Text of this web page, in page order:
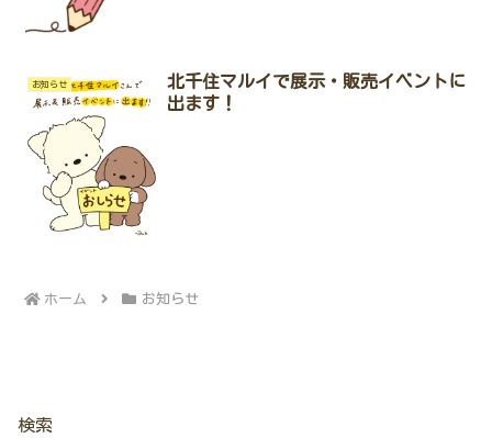
お知らせ
北千住マルイで展示・販売イベントに
出ます！
ホーム お知らせ
検索